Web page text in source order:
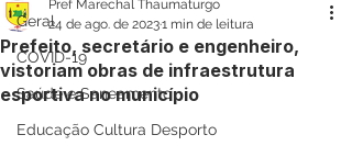
Geral
COVID-19
Saúde e Saneamento
Educação Cultura Desporto
Prefeito, secretário e engenheiro,
vistoriam obras de infraestrutura
esportiva no município
Pref Marechal Thaumaturgo
24 de ago. de 20231 min de leitura